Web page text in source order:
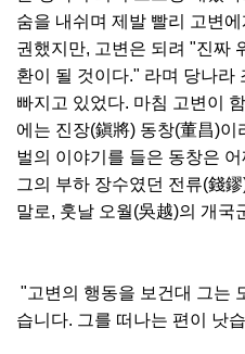
숨을 내쉬며 제발 빨리 고변
권했지만, 고변은 되려 "진짜
환이 될 것이다." 라며 당나라
빠지고 있었다. 마침 고변이
에는 진장(鎭將) 동창(董昌)
벌의 이야기를 들은 동창은
그의 부하 장수였던 전류(錢
말로, 훗날 오월(吳越)의 개국
"고변의 행동을 보건대 그는
습니다. 그를 떠나는 편이 낫